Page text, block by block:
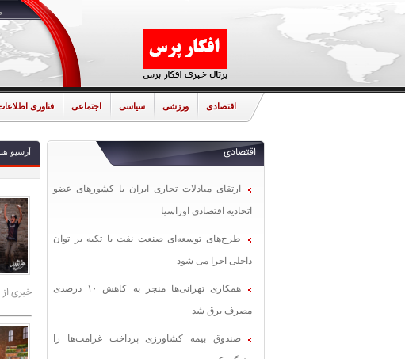
اقتصادی ورزشی سیاسی اجتماعی فناوری
اقتصادی
ارتقای مبادلات تجاری ایران با کشورهای عضو
اتحادیه اقتصادی اوراسیا
طرح‌های توسعه‌ای صنعت نفت با تکیه بر توان
داخلی اجرا می شود
همکاری تهرانی‌ها منجر به کاهش ۱۰ درصدی
مصرف برق شد
صندوق بیمه کشاورزی پرداخت غرامت‌ها را
آرشیو
خبری